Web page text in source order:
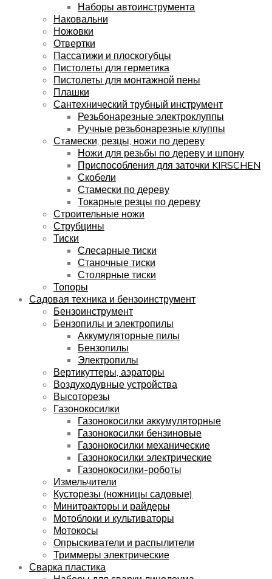
Наборы автоинструмента
Наковальни
Ножовки
Отвертки
Пассатижи и плоскогубцы
Пистолеты для герметика
Пистолеты для монтажной пены
Плашки
Сантехнический трубный инструмент
Резьбонарезные электроклуппы
Ручные резьбонарезные клуппы
Стамески, резцы, ножи по дереву
Ножи для резьбы по дереву и шпону
Приспособления для заточки KIRSCHEN
Скобели
Стамески по дереву
Токарные резцы по дереву
Строительные ножи
Струбцины
Тиски
Слесарные тиски
Станочные тиски
Столярные тиски
Топоры
Садовая техника и бензоинструмент
Бензоинструмент
Бензопилы и электропилы
Аккумуляторные пилы
Бензопилы
Электропилы
Вертикуттеры, аэраторы
Воздуходувные устройства
Высоторезы
Газонокосилки
Газонокосилки аккумуляторные
Газонокосилки бензиновые
Газонокосилки механические
Газонокосилки электрические
Газонокосилки-роботы
Измельчители
Кусторезы (ножницы садовые)
Минитракторы и райдеры
Мотоблоки и культиваторы
Мотокосы
Опрыскиватели и распылители
Триммеры электрические
Сварка пластика